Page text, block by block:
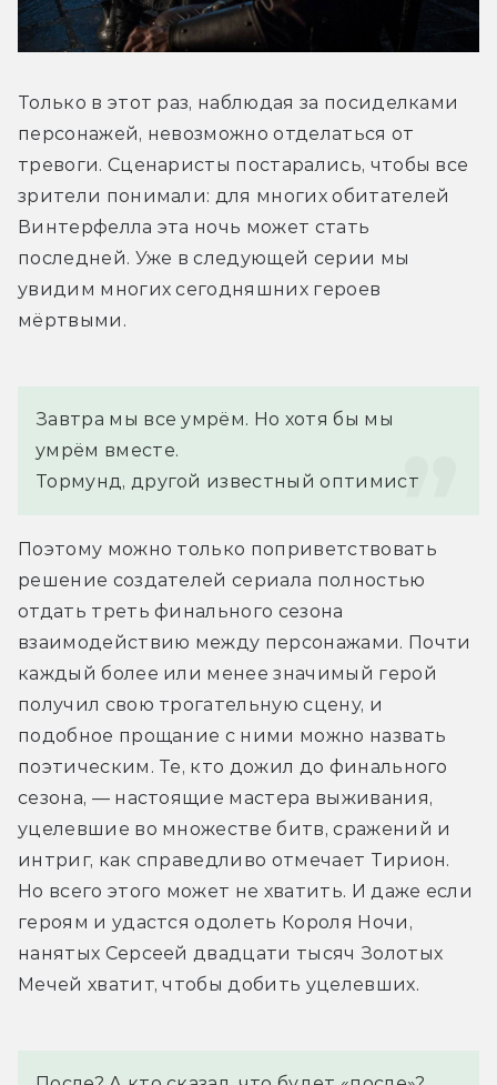
Только в этот раз, наблюдая за посиделками
персонажей, невозможно отделаться от
тревоги. Сценаристы постарались, чтобы все
зрители понимали: для многих обитателей
Винтерфелла эта ночь может стать
последней. Уже в следующей серии мы
увидим многих сегодняшних героев
мёртвыми.
Завтра мы все умрём. Но хотя бы мы
умрём вместе.
Тормунд, другой известный оптимист
Поэтому можно только поприветствовать
решение создателей сериала полностью
отдать треть финального сезона
взаимодействию между персонажами. Почти
каждый более или менее значимый герой
получил свою трогательную сцену, и
подобное прощание с ними можно назвать
поэтическим. Те, кто дожил до финального
сезона, — настоящие мастера выживания,
уцелевшие во множестве битв, сражений и
интриг, как справедливо отмечает Тирион.
Но всего этого может не хватить. И даже если
героям и удастся одолеть Короля Ночи,
нанятых Серсеей двадцати тысяч Золотых
Мечей хватит, чтобы добить уцелевших.